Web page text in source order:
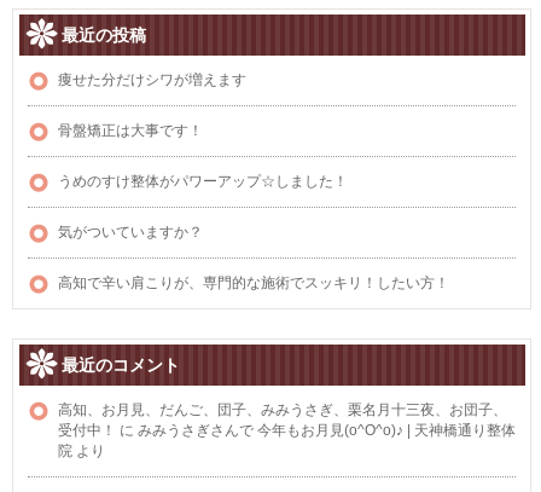
最近の投稿
痩せた分だけシワが増えます
骨盤矯正は大事です！
うめのすけ整体がパワーアップ☆しました！
気がついていますか？
高知で辛い肩こりが、専門的な施術でスッキリ！したい方！
最近のコメント
高知、お月見、だんご、団子、みみうさぎ、栗名月十三夜、お団子、
受付中！
に みみうさぎさんで 今年もお月見(o^O^o)♪ | 天神橋通り整体
院 より